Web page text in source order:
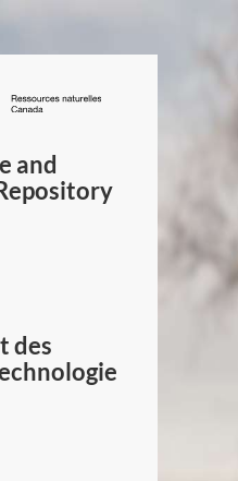
/
Canada
and
des